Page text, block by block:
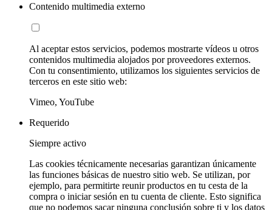
Contenido multimedia externo
Al aceptar estos servicios, podemos mostrarte vídeos u otros
contenidos multimedia alojados por proveedores externos.
Con tu consentimiento, utilizamos los siguientes servicios de
terceros en este sitio web:
Vimeo, YouTube
Requerido
Siempre activo
Las cookies técnicamente necesarias garantizan únicamente
las funciones básicas de nuestro sitio web. Se utilizan, por
ejemplo, para permitirte reunir productos en tu cesta de la
compra o iniciar sesión en tu cuenta de cliente. Esto significa
que no podemos sacar ninguna conclusión sobre ti y los datos